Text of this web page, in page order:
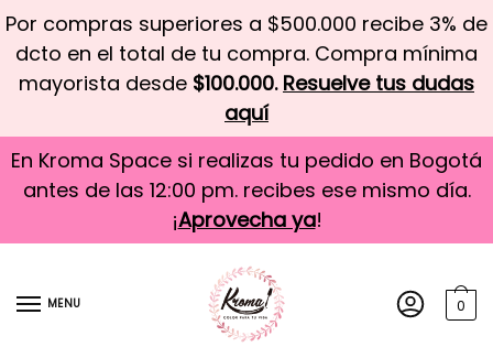
Por compras superiores a $500.000 recibe 3% de
dcto en el total de tu compra. Compra mínima
mayorista desde $100.000. Resuelve tus dudas
aquí
En Kroma Space si realizas tu pedido en Bogotá
antes de las 12:00 pm. recibes ese mismo día.
¡Aprovecha ya!
MENU 0